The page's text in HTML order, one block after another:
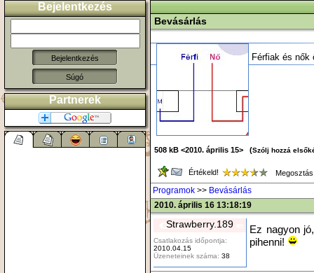
Bejelentkezés
Súgó
Partnerek
Bevásárlás
Férfiak és nők
508 kB <2010. április 15> (Szólj hozzá
Értékeld!
Programok >> Bevásárlás
2010. április 16 13:18:19
Strawberry.189
Csatlakozás időpontja:
2010.04.15
Üzeneteinek száma: 38
Ez nagyon
pihenni!